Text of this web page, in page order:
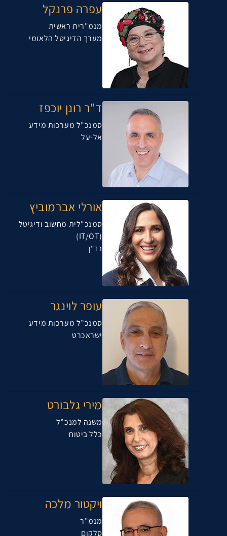
עפרה פרנקל
מנמ"רית ראשית
מערך הדיגיטל הלאומי
ד"ר רונן יוכפז
סמנכ"ל מערכות מידע
אל-על
אורלי אברמוביץ
סמנכ"לית מחשוב ודיגיטל
(IT/OT)
בז"ן
עופר לוינגר
סמנכ”ל מערכות מידע
ישראכרט
מירי גלבורט
משנה למנכ”ל
כלל ביטוח
ויקטור מלכה
מנמ"ר
סלקום